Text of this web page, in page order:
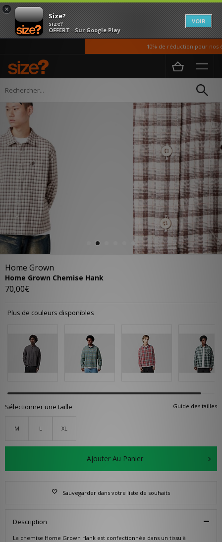
×
Size?
size?
OFFERT - Sur Google Play
VOIR
10% de réduction pour nos
Accueil Homme
Home Grown
Home Grown Chemise Hank
70,00€
Plus de couleurs disponibles
Guide des tailles
Sélectionner une taille
M L XL
Ajouter Au Panier
Sauvegarder dans votre liste de souhaits
Description
La chemise Home Grown Hank est confectionnée dans un tissu à